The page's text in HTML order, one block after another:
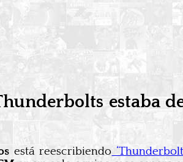
estaba
está reescribiendo